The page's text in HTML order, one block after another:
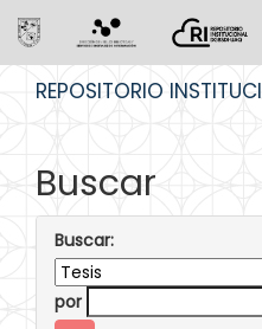
REPOSITORIO
Buscar
Buscar:
por